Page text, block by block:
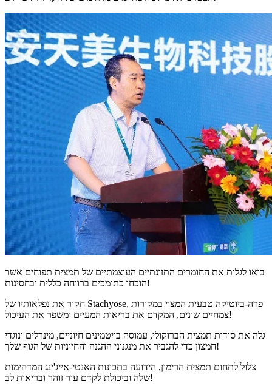
בואו לגלות את החומרים התזונתיים העוצמתיים של תמצית תפוחים אשר
הוכחו כתומכים ברווחה כללית ובחסינות!
חקור את נפלאותיו של Stachyose, פרה-ביוטיקה טבעית המצוי במקורות
צמחיים שונים, המקדם את בריאות המעיים ומשפר את העיכול!
גלה את סודות תמצית הברוקולי, עמוסה בויטמינים חיוניים, מינרלים ונוגדי
חמצון כדי להגביר את מנגנוני ההגנה והחיוניות של הגוף שלך!
צלול לתחום תמצית הרימון, הידועה בתכונות האנטי-אייג'ינג המדהימות
שלה וביכולת לקדם עור זוהר ובריאות לב!